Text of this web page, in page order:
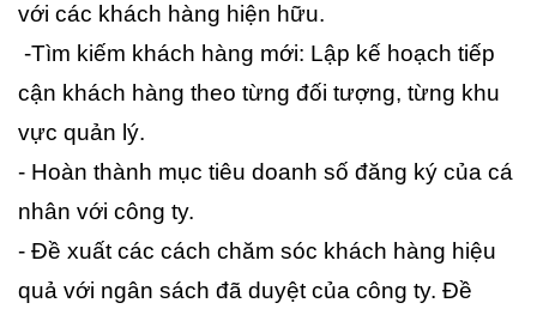
với các khách hàng hiện hữu.
-Tìm kiếm khách hàng mới: Lập kế hoạch tiếp
cận khách hàng theo từng đối tượng, từng khu
vực quản lý.
- Hoàn thành mục tiêu doanh số đăng ký của cá
nhân với công ty.
- Đề xuất các cách chăm sóc khách hàng hiệu
quả với ngân sách đã duyệt của công ty. Đề